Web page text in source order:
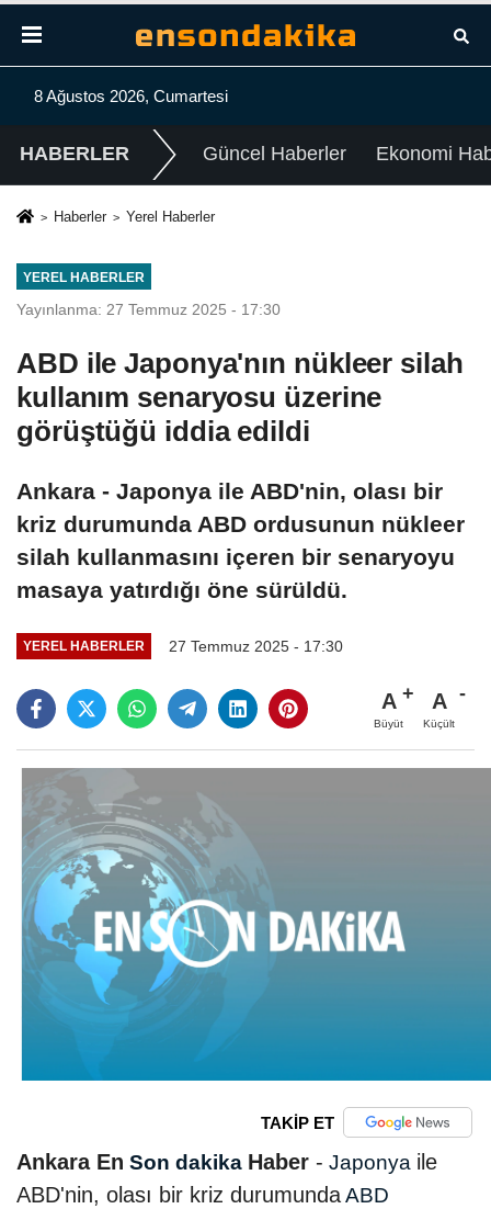
8 Ağustos 2026, Cumartesi
HABERLER Güncel Haberler Ekonomi
Haberler Yerel Haberler
YEREL HABERLER
Yayınlanma: 27 Temmuz 2025 - 17:30
ABD ile Japonya'nın nükleer silah
kullanım senaryosu üzerine
görüştüğü iddia edildi
Ankara - Japonya ile ABD'nin, olası bir
kriz durumunda ABD ordusunun nükleer
silah kullanmasını içeren bir senaryoyu
masaya yatırdığı öne sürüldü.
YEREL HABERLER 27 Temmuz 2025 - 17:30
A
Büyüt
A
Küçült
TAKİP ET
Ankara En Son dakika Haber - Japonya ile
ABD'nin, olası bir kriz durumundaABD